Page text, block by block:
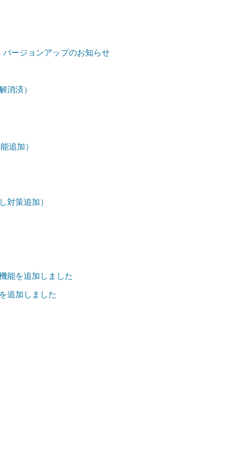
ージョンアップのお知らせ
消済）
追加）
対策追加）
能を追加しました
追加しました